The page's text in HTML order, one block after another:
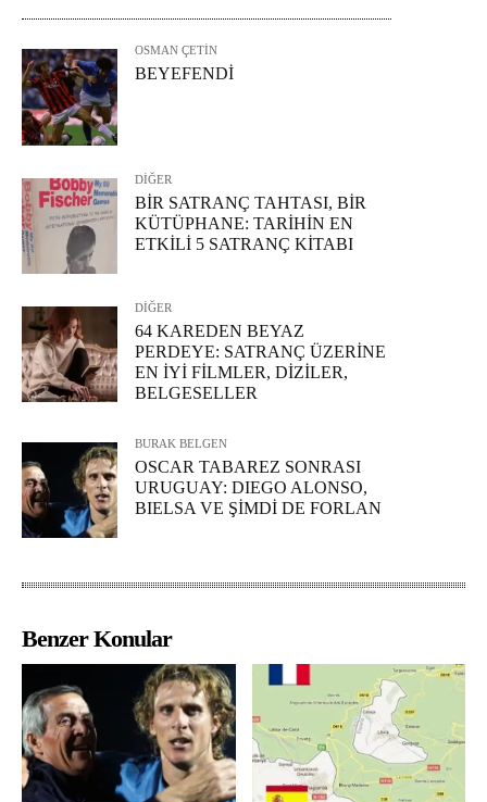
OSMAN ÇETİN
BEYEFENDİ
DİĞER
BİR SATRANÇ TAHTASI, BİR
KÜTÜPHANE: TARİHİN EN
ETKİLİ 5 SATRANÇ KİTABI
DİĞER
64 KAREDEN BEYAZ
PERDEYE: SATRANÇ ÜZERİNE
EN İYİ FİLMLER, DİZİLER,
BELGESELLER
BURAK BELGEN
OSCAR TABAREZ SONRASI
URUGUAY: DIEGO ALONSO,
BIELSA VE ŞİMDİ DE FORLAN
Benzer Konular